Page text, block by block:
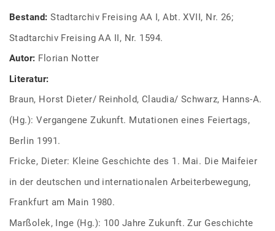
Bestand: Stadtarchiv Freising AA I, Abt. XVII, Nr. 26;
Stadtarchiv Freising AA II, Nr. 1594.
Autor: Florian Notter
Literatur:
Braun, Horst Dieter/ Reinhold, Claudia/ Schwarz, Hanns-A.
(Hg.): Vergangene Zukunft. Mutationen eines Feiertags,
Berlin 1991.
Fricke, Dieter: Kleine Geschichte des 1. Mai. Die Maifeier
in der deutschen und internationalen Arbeiterbewegung,
Frankfurt am Main 1980.
Marßolek, Inge (Hg.): 100 Jahre Zukunft. Zur Geschichte